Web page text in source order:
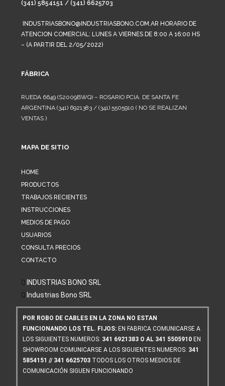
(341) 5854151 / (341) 6625703
INDUSTRIASBONO@INDUSTRIASBONO.COM.AR HORARIO DE
ATENCION COMERCIAL: LUNES A VIERNES DE 8:00 A 16:00 HS
– (A PARTIR DEL 2/05/2022)
FÁBRICA
RUEDA 6649 (S2009BWQ) – ROSARIO PCIA. DE SANTA FE
ARGENTINA (341) 6921383 / (341) 5505910 ( NO SE REALIZAN
VENTAS )
MAPA DE SITIO
HOME
PRODUCTOS
TRABAJOS RECIENTES
INSTRUCCIONES
MEDIOS DE PAGO
USUARIOS
CONSULTA PRECIOS
CONTACTO
INDUSTRIAS BONO SRL
Industrias Bono SRL
POR ROBO DE CABLES EN LA ZONA NO ESTAN
FUNCIONANDO LOS TEL. FIJOS: EN FABRICA COMUNICARSE A
LOS SIGUIENTES NUMEROS: 341 6921383 O AL 341 5505910 EN
SHOWROOM COMUNICARSE A LOS SIGUIENTES NUMEROS: 341
5854151 // 341 6625703 TODOS LOS OTROS MEDIOS DE
COMUNICACIÓN SIGUEN FUNCIONANDO